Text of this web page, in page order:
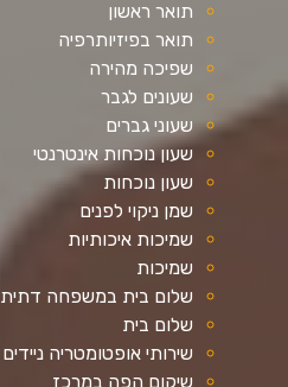
תואר ראשון
תואר בפיזיותרפיה
שפיכה מהירה
שעונים לגבר
שעוני גברים
שעון נוכחות אינטרנטי
שעון נוכחות
שמן ניקוי לפנים
שמיכות איכותיות
שמיכות
שלום בית במשפחה דתית
שלום בית
שירותי אופטומטריה ניידים
שיקום הפה במרכז